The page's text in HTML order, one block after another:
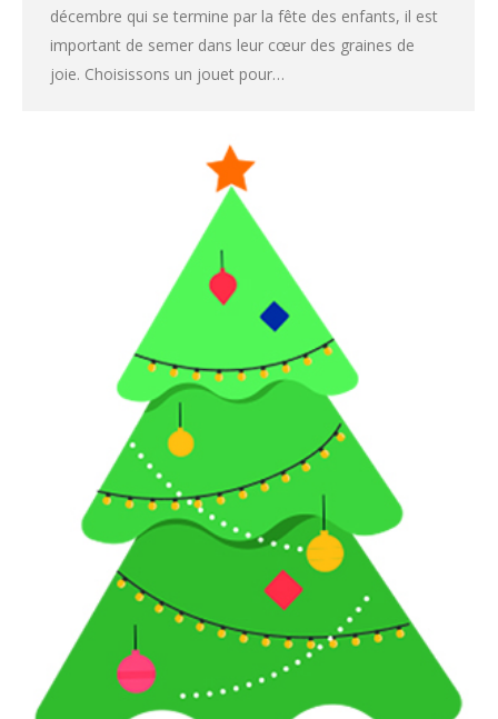
décembre qui se termine par la fête des enfants, il est
important de semer dans leur cœur des graines de
joie. Choisissons un jouet pour…